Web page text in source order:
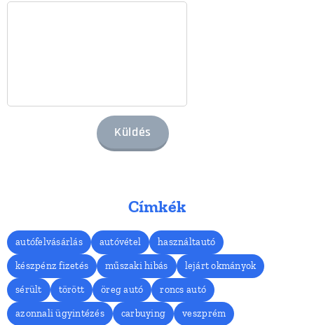
Küldés
Címkék
autófelvásárlás autóvétel
használtautó
készpénz fizetés
műszaki hibás
lejárt okmányok
sérült
törött öreg autó
roncs autó
azonnali ügyintézés
carbuying veszprém